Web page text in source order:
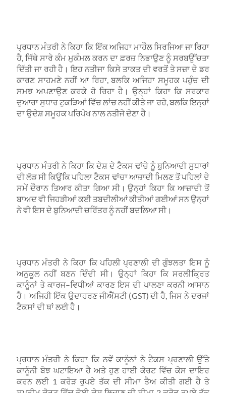
ਪ੍ਰਧਾਨ ਮੰਤਰੀ ਨੇ ਕਿਹਾ ਕਿ ਇੱਕ ਅਜਿਹਾ ਮਾਹੌਲ ਸਿਰਜਿਆ ਜਾ ਰਿਹਾ
ਹੈ, ਜਿੱਥੇ ਸਾਰੇ ਕੰਮ ਮੁਕੰਮਲ ਕਰਨ ਦਾ ਫ਼ਰਜ਼ ਨਿਭਾਉਣ ਨੂੰ ਸਰਬਉੱਚਤਾ
ਦਿੱਤੀ ਜਾ ਰਹੀ ਹੈ। ਇਹ ਨਤੀਜਾ ਕਿਸੇ ਤਾਕਤ ਦੀ ਵਰਤੋਂ ਤੇ ਸਜ਼ਾ ਦੇ ਡਰ
ਕਾਰਣ ਸਾਹਮਣੇ ਨਹੀਂ ਆ ਰਿਹਾ,ਬਲਕਿ ਅਜਿਹਾ ਸਮੂਹਕ ਪਹੁੰਚ ਦੀ
ਸਮਝ ਅਪਣਾਉਣ ਕਰਕੇ ਹੋ ਰਿਹਾ ਹੈ। ਉਨ੍ਹਾਂ ਕਿਹਾ ਕਿ ਸਰਕਾਰ
ਦੁਆਰਾ ਸੁਧਾਰ ਟੁਕੜਿਆਂ ਵਿੱਚ ਲਾਂਚ ਨਹੀਂ ਕੀਤੇ ਜਾ ਰਹੇ,ਬਲਕਿ ਇਨ੍ਹਾਂ
ਦਾ ਉਦੇਸ਼ ਸਮੂਹਕ ਪਰਿਪੇਖ ਨਾਲ ਨਤੀਜੇ ਦੇਣਾ ਹੈ।
ਪ੍ਰਧਾਨ ਮੰਤਰੀ ਨੇ ਕਿਹਾ ਕਿ ਦੇਸ਼ ਦੇ ਟੈਕਸ ਢਾਂਚੇ ਨੂੰ ਬੁਨਿਆਦੀ ਸੁਧਾਰਾਂ
ਦੀ ਲੋੜ ਸੀ ਕਿਉਂਕਿ ਪਹਿਲਾ ਟੈਕਸ ਢਾਂਚਾ ਆਜ਼ਾਦੀ ਮਿਲਣ ਤੋਂ ਪਹਿਲਾਂ ਦੇ
ਸਮੇਂ ਦੌਰਾਨ ਤਿਆਰ ਕੀਤਾ ਗਿਆ ਸੀ। ਉਨ੍ਹਾਂ ਕਿਹਾ ਕਿ ਆਜ਼ਾਦੀ ਤੋਂ
ਬਾਅਦ ਵੀ ਜਿਹੜੀਆਂ ਕਈ ਤਬਦੀਲੀਆਂ ਕੀਤੀਆਂ ਗਈਆਂ ਸਨ ਉਨ੍ਹਾਂ
ਨੇ ਵੀ ਇਸ ਦੇ ਬੁਨਿਆਦੀ ਚਰਿੱਤਰ ਨੂੰ ਨਹੀਂ ਬਦਲਿਆ ਸੀ।
ਪ੍ਰਧਾਨ ਮੰਤਰੀ ਨੇ ਕਿਹਾ ਕਿ ਪਹਿਲੀ ਪ੍ਰਣਾਲੀ ਦੀ ਗੁੰਝਲਤਾ ਇਸ ਨੂੰ
ਅਨੁਕੂਲ ਨਹੀਂ ਬਣਨ ਦਿੰਦੀ ਸੀ।
ਉਨ੍ਹਾਂ ਕਿਹਾ ਕਿ ਸਰਲੀਕ੍ਰਿਤ
ਕਾਨੂੰਨਾਂ ਤੇ ਕਾਰਜ–ਵਿਧੀਆਂ ਕਾਰਣ ਇਸ ਦੀ ਪਾਲਣਾ ਕਰਨੀ ਆਸਾਨ
ਹੈ। ਅਜਿਹੀ ਇੱਕ ਉਦਾਹਰਣ ਜੀਐੱਸਟੀ (GST)ਦੀ ਹੈ,ਜਿਸ ਨੇ ਦਰਜਾਂ
ਟੈਕਸਾਂ ਦੀ ਥਾਂ ਲਈ ਹੈ।
ਪ੍ਰਧਾਨ ਮੰਤਰੀ ਨੇ ਕਿਹਾ ਕਿ ਨਵੇਂ ਕਾਨੂੰਨਾਂ ਨੇ ਟੈਕਸ ਪ੍ਰਣਾਲੀ ਉੱਤੇ
ਕਾਨੂੰਨੀ ਬੋਝ ਘਟਾਇਆ ਹੈ ਅਤੇ ਹੁਣ ਹਾਈ ਕੋਰਟ ਵਿੱਚ ਕੇਸ ਦਾਇਰ
ਕਰਨ ਲਈ 1 ਕਰੋੜ ਰੁਪਏ ਤੱਕ ਦੀ ਸੀਮਾ ਤੈਅ ਕੀਤੀ ਗਈ ਹੈ ਤੇ